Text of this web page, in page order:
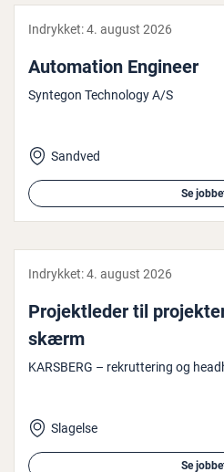
Indrykket:4. august 2026
Au­to­ma­tion Engineer
Syntegon Technology A/S
Sandved
Se
Indrykket:4. august 2026
Pro­jekt­le­der til
skærm
KARSBERG – rekruttering og
Slagelse
Se